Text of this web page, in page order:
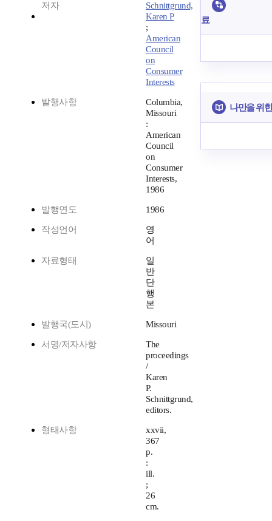
저자
Schnittgrund,
Karen P
;
American
Council
on
Consumer
Interests
발행사항
Columbia,
Missouri
:
American
Council
on
Consumer
Interests,
1986
발행연도 1986
작성언어
영
어
자료형태
일
반
단
행
본
발행국(도시) Missouri
서명/저자사항
The
proceedings
/
Karen
P.
Schnittgrund,
editors.
형태사항
xxvii,
367
p.
:
ill.
;
26
cm.
료
나만을 위